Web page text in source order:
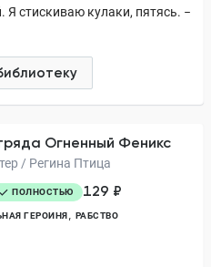
Я стискиваю кулаки, пятясь. −
Огненный Феникс
/ Регина Птица
ПОЛНОСТЬЮ 129 ₽
ГЕРОИНЯ РАБСТВО